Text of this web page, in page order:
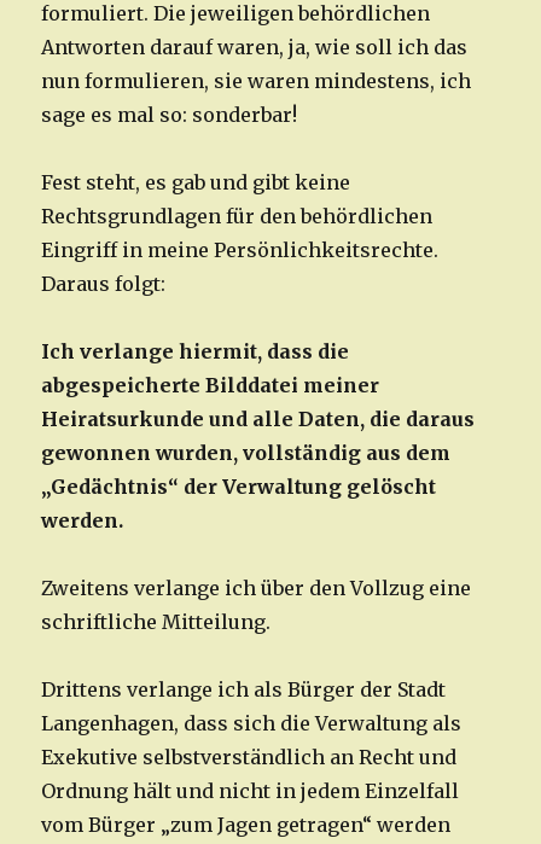
formuliert. Die jeweiligen behördlichen
Antworten darauf waren, ja, wie soll ich das
nun formulieren, sie waren mindestens, ich
sage es mal so: sonderbar!
Fest steht, es gab und gibt keine
Rechtsgrundlagen für den behördlichen
Eingriff in meine Persönlichkeitsrechte.
Daraus folgt:
Ich verlange hiermit, dass die
abgespeicherte Bilddatei meiner
Heiratsurkunde und alle Daten, die daraus
gewonnen wurden, vollständig aus dem
„Gedächtnis“ der Verwaltung gelöscht
werden.
Zweitens verlange ich über den Vollzug eine
schriftliche Mitteilung.
Drittens verlange ich als Bürger der Stadt
Langenhagen, dass sich die Verwaltung als
Exekutive selbstverständlich an Recht und
Ordnung hält und nicht in jedem Einzelfall
vom Bürger „zum Jagen getragen“ werden